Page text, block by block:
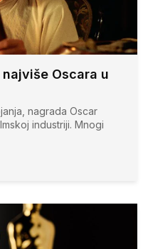
Oscara u
nagrada Oscar
industriji. Mnogi